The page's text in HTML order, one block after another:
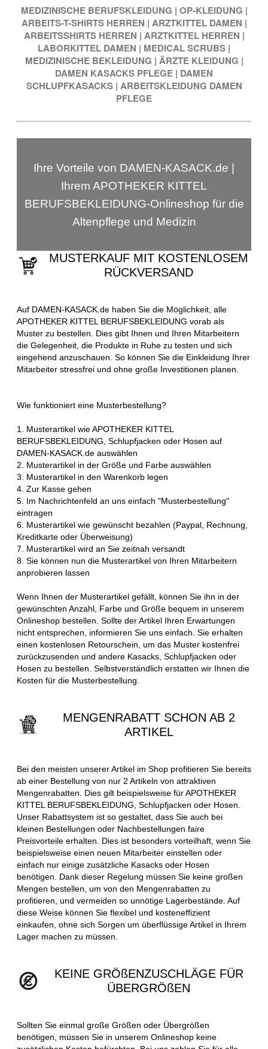
MEDIZINISCHE BERUFSKLEIDUNG | OP-KLEIDUNG |
ARBEITS-T-SHIRTS HERREN | ARZTKITTEL DAMEN |
ARBEITSSHIRTS HERREN | ARZTKITTEL HERREN |
LABORKITTEL DAMEN | MEDICAL SCRUBS |
MEDIZINISCHE BEKLEIDUNG | ÄRZTE KLEIDUNG |
DAMEN KASACKS PFLEGE | DAMEN
SCHLUPFKASACKS | ARBEITSKLEIDUNG DAMEN
PFLEGE
Ihre Vorteile von DAMEN-KASACK.de |
Ihrem APOTHEKER KITTEL
BERUFSBEKLEIDUNG-Onlineshop für die
Altenpflege und Medizin
MUSTERKAUF MIT KOSTENLOSEM
RÜCKVERSAND
Auf DAMEN-KASACK.de haben Sie die Möglichkeit, alle
APOTHEKER KITTEL BERUFSBEKLEIDUNG vorab als
Muster zu bestellen. Dies gibt Ihnen und Ihren Mitarbeitern
die Gelegenheit, die Produkte in Ruhe zu testen und sich
eingehend anzuschauen. So können Sie die Einkleidung Ihrer
Mitarbeiter stressfrei und ohne große Investitionen planen.
Wie funktioniert eine Musterbestellung?
1. Musterartikel wie APOTHEKER KITTEL
BERUFSBEKLEIDUNG, Schlupfjacken oder Hosen auf
DAMEN-KASACK.de auswählen
2. Musterartikel in der Größe und Farbe auswählen
3. Musterartikel in den Warenkorb legen
4. Zur Kasse gehen
5. Im Nachrichtenfeld an uns einfach "Musterbestellung"
eintragen
6. Musterartikel wie gewünscht bezahlen (Paypal, Rechnung,
Kreditkarte oder Überweisung)
7. Musterartikel wird an Sie zeitnah versandt
8. Sie können nun die Musterartikel von Ihren Mitarbeitern
anprobieren lassen
Wenn Ihnen der Musterartikel gefällt, können Sie ihn in der
gewünschten Anzahl, Farbe und Größe bequem in unserem
Onlineshop bestellen. Sollte der Artikel Ihren Erwartungen
nicht entsprechen, informieren Sie uns einfach. Sie erhalten
einen kostenlosen Retourschein, um das Muster kostenfrei
zurückzusenden und andere Kasacks, Schlupfjacken oder
Hosen zu bestellen. Selbstverständlich erstatten wir Ihnen die
Kosten für die Musterbestellung.
MENGENRABATT SCHON AB 2
ARTIKEL
Bei den meisten unserer Artikel im Shop profitieren Sie bereits
ab einer Bestellung von nur 2 Artikeln von attraktiven
Mengenrabatten. Dies gilt beispielsweise für APOTHEKER
KITTEL BERUFSBEKLEIDUNG, Schlupfjacken oder Hosen.
Unser Rabattsystem ist so gestaltet, dass Sie auch bei
kleinen Bestellungen oder Nachbestellungen faire
Preisvorteile erhalten. Dies ist besonders vorteilhaft, wenn Sie
beispielsweise einen neuen Mitarbeiter einstellen oder
einfach nur einige zusätzliche Kasacks oder Hosen
benötigen. Dank dieser Regelung müssen Sie keine großen
Mengen bestellen, um von den Mengenrabatten zu
profitieren, und vermeiden so unnötige Lagerbestände. Auf
diese Weise können Sie flexibel und kosteneffizient
einkaufen, ohne sich Sorgen um überflüssige Artikel in Ihrem
Lager machen zu müssen.
KEINE GRÖßENZUSCHLÄGE FÜR
ÜBERGRÖßEN
Sollten Sie einmal große Größen oder Übergrößen
benötigen, müssen Sie in unserem Onlineshop keine